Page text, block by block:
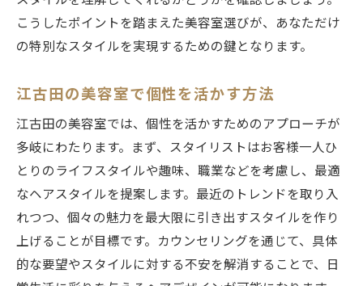
こうしたポイントを踏まえた美容室選びが、あなただけ
の特別なスタイルを実現するための鍵となります。
江古田の美容室で個性を活かす方法
江古田の美容室では、個性を活かすためのアプローチが
多岐にわたります。まず、スタイリストはお客様一人ひ
とりのライフスタイルや趣味、職業などを考慮し、最適
なヘアスタイルを提案します。最近のトレンドを取り入
れつつ、個々の魅力を最大限に引き出すスタイルを作り
上げることが目標です。カウンセリングを通じて、具体
的な要望やスタイルに対する不安を解消することで、日